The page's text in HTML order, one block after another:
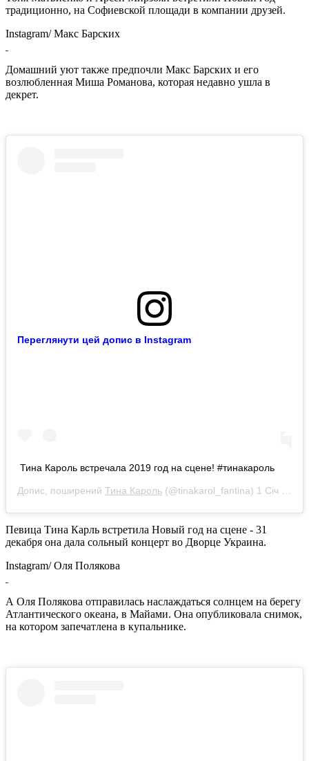
традиционно, на Софиевской площади в компании друзей.
Instagram/ Макс Барских
Домашний уют также предпочли Макс Барских и его
возлюбленная Миша Романова, которая недавно ушла в
декрет.
Переглянути цей допис в Instagram
Тина Кароль встречала 2019 год на сцене! #тинакароль
Допис, поширений Тина Кароль (@tinakarol_fantina) 1 Січ 2019 р. о 12:47 PST
Певица Тина Карль встретила Новый год на сцене - 31
декабря она дала сольный концерт во Дворце Украина.
Instagram/ Оля Полякова
А Оля Полякова отправилась наслаждаться солнцем на берегу
Атлантического океана, в Майами. Она опубликовала снимок,
на котором запечатлена в купальнике.